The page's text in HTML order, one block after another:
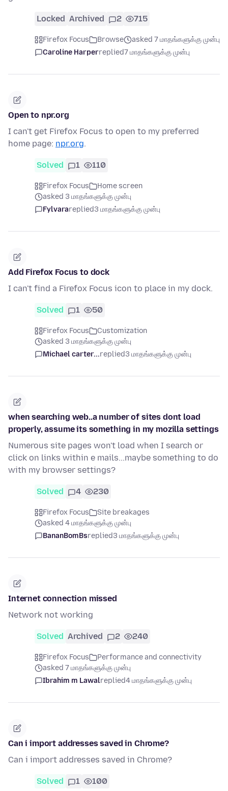
Locked Archived 2 715
Firefox Focus Browse
asked 7 மாதங்களுக்கு முன்பு
Caroline Harperreplied7 மாதங்களுக்கு முன்பு
Open to npr.org
I can't get Firefox Focus to open to my preferred
home page: npr.org.
Solved 1 110
Firefox Focus
Home screen
asked 3 மாதங்களுக்கு முன்பு
Fylvarareplied3 மாதங்களுக்கு முன்பு
Add Firefox Focus to dock
I can't find a Firefox Focus icon to place in my dock.
Solved 1 50
Firefox Focus
Customization
asked 3 மாதங்களுக்கு முன்பு
Michael carter...replied3 மாதங்களுக்கு முன்பு
when searching web..a number of sites dont load
properly, assume its something in my mozilla settings
Numerous site pages won't load when I search or
click on links within e mails...maybe something to do
with my browser settings?
Solved 4 230
Firefox Focus
Site breakages
asked 4 மாதங்களுக்கு முன்பு
BananBomBsreplied3 மாதங்களுக்கு முன்பு
Internet connection missed
Network not working
Solved Archived 2 240
Firefox Focus
Performance and connectivity
asked 7 மாதங்களுக்கு முன்பு
Ibrahim m Lawalreplied4 மாதங்களுக்கு முன்பு
Can i import addresses saved in Chrome?
Can i import addresses saved in Chrome?
Solved 1 100